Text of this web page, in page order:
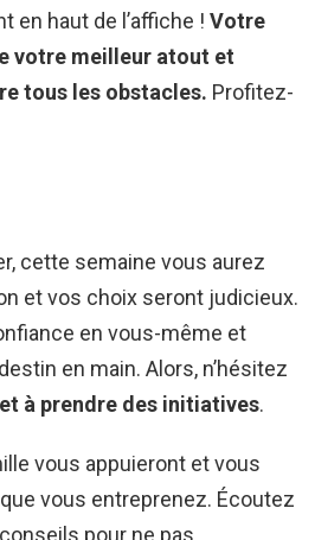
en haut de l’affiche ! Votre
votre meilleur atout et
tous les obstacles. Profitez-
cette semaine vous aurez
et vos choix seront judicieux.
en vous-même et
en main. Alors, n’hésitez
à prendre des initiatives.
vous appuieront et vous
vous entreprenez. Écoutez
pour ne pas